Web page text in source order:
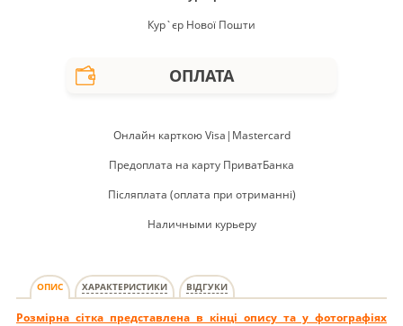
Кур`єр Нової Пошти
ОПЛАТА
Онлайн карткою Visa|Mastercard
Предоплата на карту ПриватБанка
Післяплата (оплата при отриманні)
Наличными курьеру
ОПИС ХАРАКТЕРИСТИКИ ВІДГУКИ
Розмірна сітка представлена в кінці опису та у фотографіях